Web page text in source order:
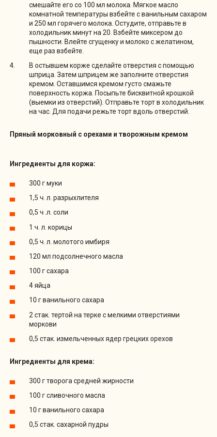
смешайте его со 100 мл молока. Мягкое масло
комнатной температуры взбейте с ванильным сахаром
и 250 мл горячего молока. Остудите, отправьте в
холодильник минут на 20. Взбейте миксером до
пышности. Влейте сгущенку и молоко с желатином,
еще раз взбейте.
В остывшем корже сделайте отверстия с помощью
шприца. Затем шприцем же заполните отверстия
кремом. Оставшимся кремом густо смажьте
поверхность коржа. Посыпьте бисквитной крошкой
(выемки из отверстий). Отправьте торт в холодильник
на час. Для подачи режьте торт вдоль отверстий.
Пряный морковный с орехами и творожным кремом
Ингредиенты для коржа:
300 г муки
1,5 ч. л. разрыхлителя
0,5 ч .л. соли
1 ч. л. корицы
0,5 ч. л. молотого имбиря
120 мл подсолнечного масла
100 г сахара
4 яйца
10 г ванильного сахара
2 стак. тертой на терке с мелкими отверстиями
моркови
0,5 стак. измельченных ядер грецких орехов
Ингредиенты для крема:
300 г творога средней жирности
100 г сливочного масла
10 г ванильного сахара
0,5 стак. сахарной пудры